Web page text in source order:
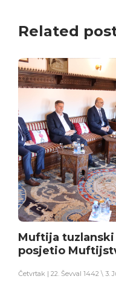
Related
Muftija tuzlanski
posjetio
Četvrtak | 22. Ševval 1442 \ 3.